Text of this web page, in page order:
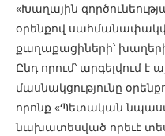
«Խաղային
օրենքով
քաղաքացիների՝
Ընդ որում՝ արգելվում
մասնակցությունը
որոնք «Պետական
նախատեսված որեւէ